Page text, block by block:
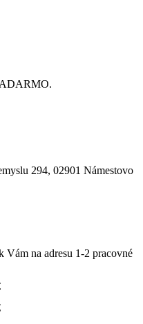
294, 02901 Námestovo
na adresu 1-2 pracovné